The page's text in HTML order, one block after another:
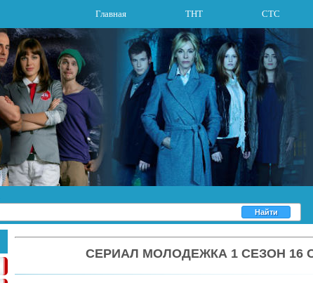
Главная ТНТ СТС
СЕРИАЛ МОЛОДЕЖКА 1 СЕЗОН 16